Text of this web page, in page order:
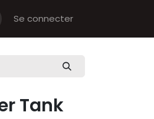
Se connecter
Tank